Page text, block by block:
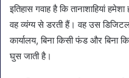
इतिहास गवाह है कि तानाशाहियां
वह व्यंग्य से डरती हैं। वह उस डिजिटल
कार्यालय, बिना किसी फंड और बिना
घुस जाती है।